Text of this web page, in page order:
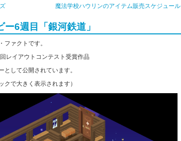
魔法学校ハウリンのアイテム販売スケジュール
ー6週目「銀河鉄道」
ファクトです。
レイアウトコンテスト受賞作品
として公開されています。
クで大きく表示されます）